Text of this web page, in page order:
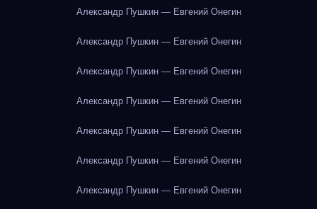
Александр Пушкин — Евгений Онегин
Александр Пушкин — Евгений Онегин
Александр Пушкин — Евгений Онегин
Александр Пушкин — Евгений Онегин
Александр Пушкин — Евгений Онегин
Александр Пушкин — Евгений Онегин
Александр Пушкин — Евгений Онегин